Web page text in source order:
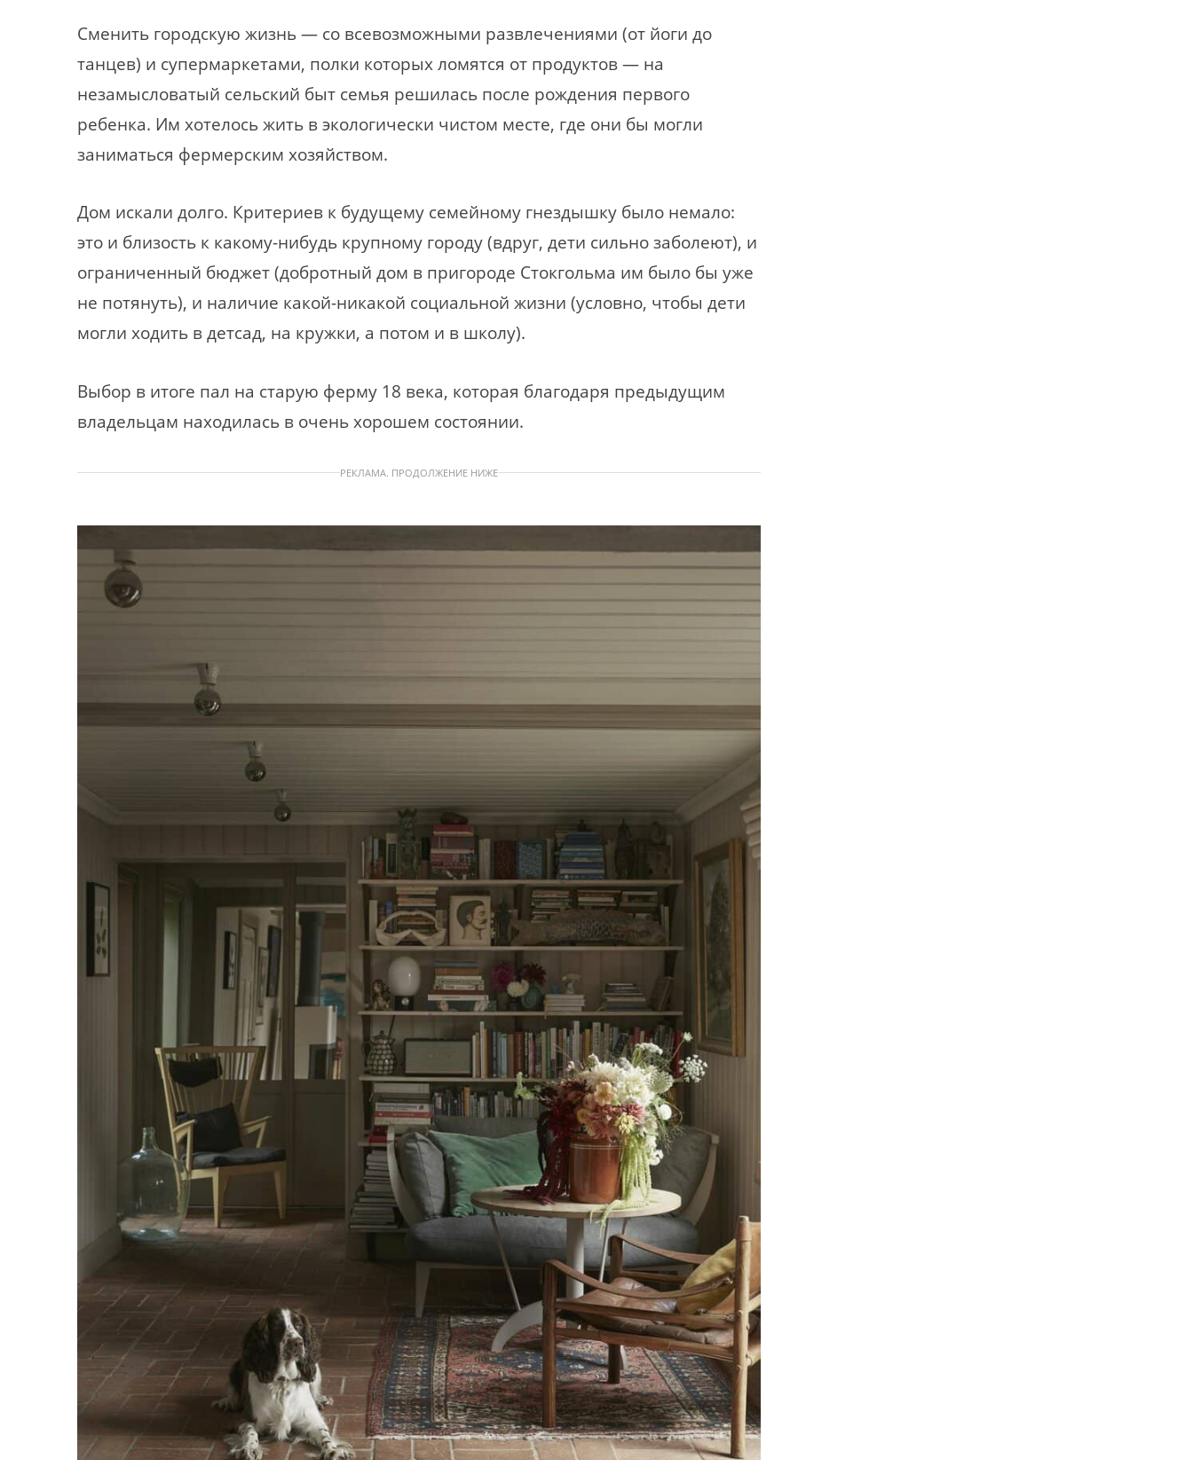
Сменить городскую жизнь — со всевозможными развлечениями (от йоги до
танцев) и супермаркетами, полки которых ломятся от продуктов — на
незамысловатый сельский быт семья решилась после рождения первого
ребенка. Им хотелось жить в экологически чистом месте, где они бы могли
заниматься фермерским хозяйством.
Дом искали долго. Критериев к будущему семейному гнездышку было немало:
это и близость к какому-нибудь крупному городу (вдруг, дети сильно заболеют), и
ограниченный бюджет (добротный дом в пригороде Стокгольма им было бы уже
не потянуть), и наличие какой-никакой социальной жизни (условно, чтобы дети
могли ходить в детсад, на кружки, а потом и в школу).
Выбор в итоге пал на старую ферму 18 века, которая благодаря предыдущим
владельцам находилась в очень хорошем состоянии.
РЕКЛАМА. ПРОДОЛЖЕНИЕ НИЖЕ